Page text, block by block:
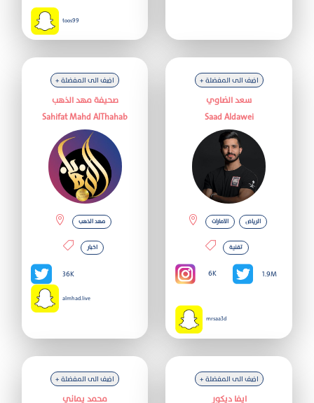
toos99
+ اضف الى المفضلة
صحيفة مهد الذهب
Sahifat Mahd AlThahab
مهد الذهب
اخبار
36K
almhad.live
+ اضف الى المفضلة
سعد الضاوي
Saad Aldawei
الامارات الرياض
تقنية
6K 1.9M
mrsaa3d
+ اضف الى المفضلة
محمد يماني
+ اضف الى المفضلة
ايفا ديكور